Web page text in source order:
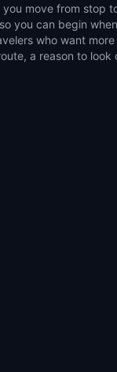
move from stop
you can begin
who want more
a reason to look
groups of
a compact set
in Tallahassee into a